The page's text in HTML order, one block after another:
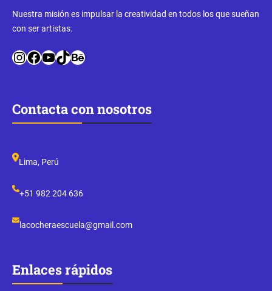
Nuestra misión es impulsar la creatividad en todos los que sueñan
con ser artistas.
InstagramFacebook YouTube TikTok Behance
Contacta con nosotros
Lima, Perú
+51 982 204 636
lacocheraescuela@gmail.com
Enlaces rápidos